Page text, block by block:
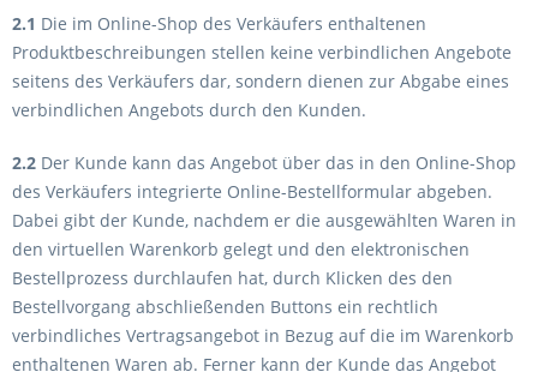
2.1 Die im Online-Shop des Verkäufers enthaltenen
Produktbeschreibungen stellen keine verbindlichen Angebote
seitens des Verkäufers dar, sondern dienen zur Abgabe eines
verbindlichen Angebots durch den Kunden.
2.2 Der Kunde kann das Angebot über das in den Online-Shop
des Verkäufers integrierte Online-Bestellformular abgeben.
Dabei gibt der Kunde, nachdem er die ausgewählten Waren in
den virtuellen Warenkorb gelegt und den elektronischen
Bestellprozess durchlaufen hat, durch Klicken des den
Bestellvorgang abschließenden Buttons ein rechtlich
verbindliches Vertragsangebot in Bezug auf die im Warenkorb
enthaltenen Waren ab. Ferner kann der Kunde das Angebot